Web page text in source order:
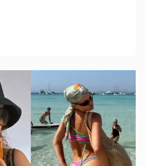
Ксения Собчак с
Рената Литвинова
олигархов
53